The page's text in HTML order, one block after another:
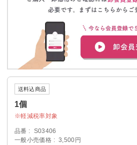
送料込商品
1個
軽減税率対象
品番
S03406
一般小売価格
3,500円